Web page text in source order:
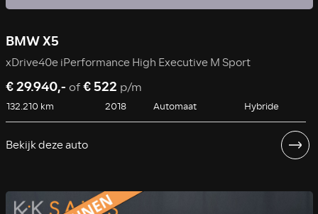
BMW X5
xDrive40e iPerformance High Executive M Sport
€ 29.940,- of€ 522 p/m
132.210 km 2018 Automaat Hybride
Bekijk deze auto